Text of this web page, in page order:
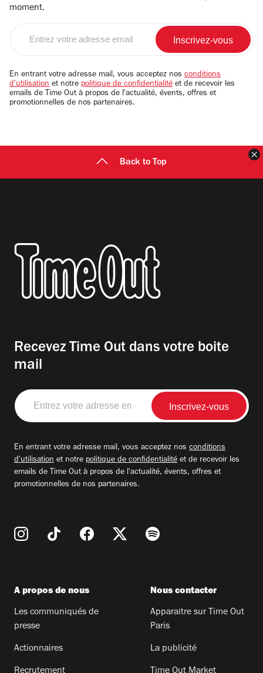
moment.
email
En entrant votre adresse mail, vous acceptez nos conditions
d'utilisation et notre politique de confidentialité et de recevoir les
emails de Time Out à propos de l'actualité, évents, offres et
promotionnelles de nos partenaires.
Back to Top
Recevez Time Out dans votre boite
mail
Entrez
votre
adresse
En entrant votre adresse mail, vous acceptez nos conditions
d'utilisation et notre politique de confidentialité et de recevoir les
emails de Time Out à propos de l'actualité, évents, offres et
promotionnelles de nos partenaires.
A propos de nous
Les communiqués de
presse
Actionnaires
Nous contacter
Apparaitre sur Time Out
Paris
La publicité